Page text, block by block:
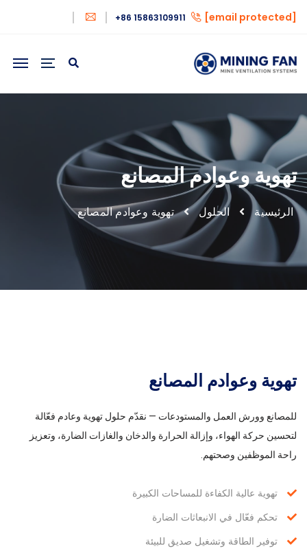
[email protected]
+86 15863109911
تهوية وعوادم المصانع
الرئيسية الحلول تهوية وعوادم المصانع
تهوية وعوادم المصانع
للمصانع وورش العمل والمستودعات — نقدّم حلول تهوية وعادم فعّالة
لتحسين حركة الهواء، وإزالة الحرارة والدخان والغازات الضارة، وتعزيز
راحة الموظفين وصحتهم.
تهوية عالية الكفاءة للمساحات الكبيرة
تحكم فعّال في الانبعاثات الضارة
توفير الطاقة وتشغيل صديق للبيئة